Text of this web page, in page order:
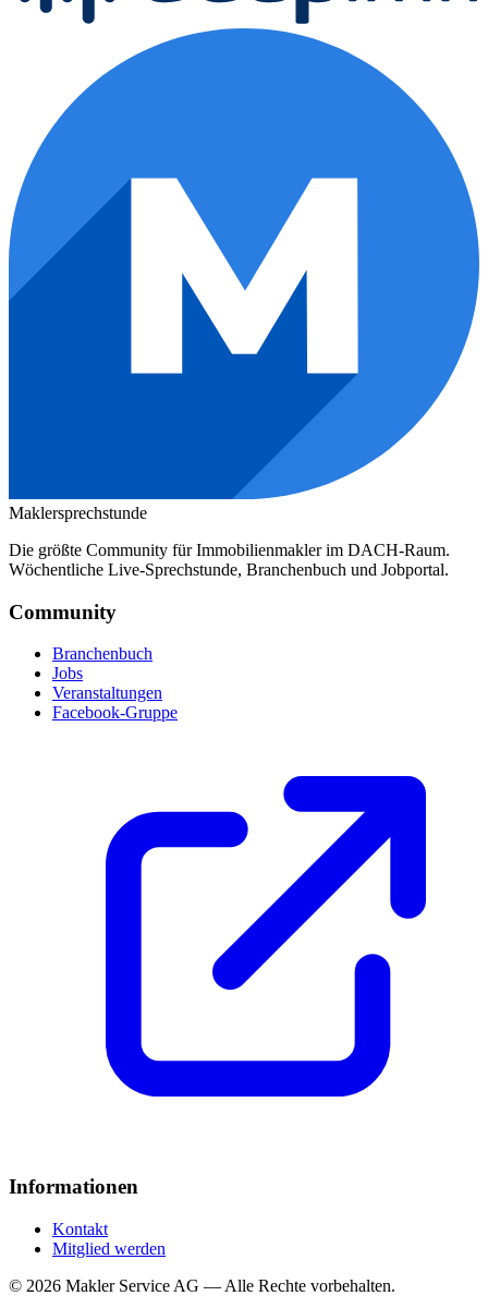
Maklersprechstunde
Die größte Community für Immobilienmakler im DACH-Raum.
Wöchentliche Live-Sprechstunde, Branchenbuch und Jobportal.
Community
Branchenbuch
Jobs
Veranstaltungen
Facebook-Gruppe
Informationen
Kontakt
Mitglied werden
© 2026 Makler Service AG — Alle Rechte vorbehalten.